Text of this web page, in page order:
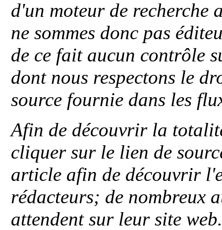
d'un moteur de recherche
ne sommes donc pas
de ce fait aucun contrôle
dont nous respectons le
source fournie dans les
Afin de découvrir la
cliquer sur le lien de
article afin de découvrir
rédacteurs; de nombreux
attendent sur leur site